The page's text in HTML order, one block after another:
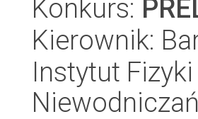
Konkurs:
Kierownik:
Instytut